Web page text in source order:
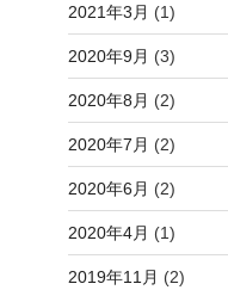
2021年3月 (1)
2020年9月 (3)
2020年8月 (2)
2020年7月 (2)
2020年6月 (2)
2020年4月 (1)
2019年11月 (2)